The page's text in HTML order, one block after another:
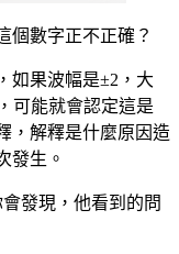
個數字正不正確？
如果波幅是±2，大
可能就會認定這是
，解釋是什麼原因造
發生。
發現，他看到的問